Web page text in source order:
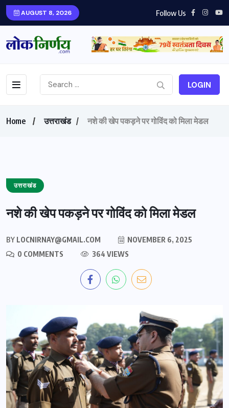
AUGUST 8, 2026 Follow Us
LOGIN
Home उत्तराखंड नशे की खेप पकड़ने पर गोविंद को मिला मेडल
उत्तराखंड
नशे की खेप पकड़ने पर गोविंद को मिला मेडल
BY LOCNIRNAY@GMAIL.COM
NOVEMBER 6, 2025
0 COMMENTS
364 VIEWS